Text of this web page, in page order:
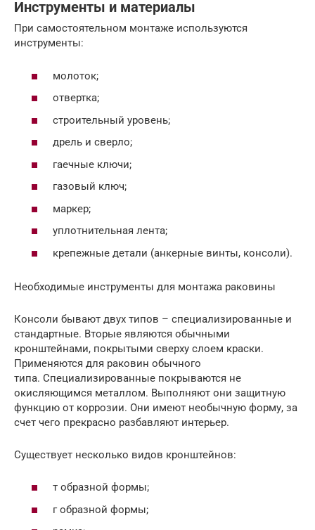
Инструменты и материалы
При самостоятельном монтаже используются
инструменты:
молоток;
отвертка;
строительный уровень;
дрель и сверло;
гаечные ключи;
газовый ключ;
маркер;
уплотнительная лента;
крепежные детали (анкерные винты, консоли).
Необходимые инструменты для монтажа раковины
Консоли бывают двух типов – специализированные и
стандартные. Вторые являются обычными
кронштейнами, покрытыми сверху слоем краски.
Применяются для раковин обычного
типа. Специализированные покрываются не
окисляющимся металлом. Выполняют они защитную
функцию от коррозии. Они имеют необычную форму, за
счет чего прекрасно разбавляют интерьер.
Существует несколько видов кронштейнов:
т образной формы;
г образной формы;